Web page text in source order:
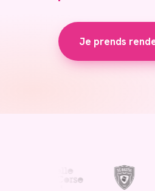
Je prends